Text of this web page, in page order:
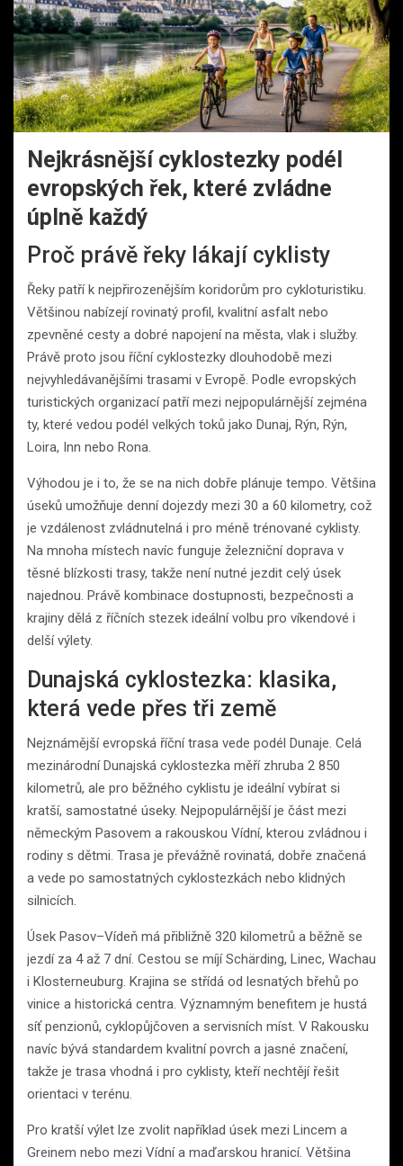
Nejkrásnější cyklostezky podél
evropských řek, které zvládne
úplně každý
Proč právě řeky lákají cyklisty
Řeky patří k nejpřirozenějším koridorům pro cykloturistiku.
Většinou nabízejí rovinatý profil, kvalitní asfalt nebo
zpevněné cesty a dobré napojení na města, vlak i služby.
Právě proto jsou říční cyklostezky dlouhodobě mezi
nejvyhledávanějšími trasami v Evropě. Podle evropských
turistických organizací patří mezi nejpopulárnější zejména
ty, které vedou podél velkých toků jako Dunaj, Rýn, Rýn,
Loira, Inn nebo Rona.
Výhodou je i to, že se na nich dobře plánuje tempo. Většina
úseků umožňuje denní dojezdy mezi 30 a 60 kilometry, což
je vzdálenost zvládnutelná i pro méně trénované cyklisty.
Na mnoha místech navíc funguje železniční doprava v
těsné blízkosti trasy, takže není nutné jezdit celý úsek
najednou. Právě kombinace dostupnosti, bezpečnosti a
krajiny dělá z říčních stezek ideální volbu pro víkendové i
delší výlety.
Dunajská cyklostezka: klasika,
která vede přes tři země
Nejznámější evropská říční trasa vede podél Dunaje. Celá
mezinárodní Dunajská cyklostezka měří zhruba 2 850
kilometrů, ale pro běžného cyklistu je ideální vybírat si
kratší, samostatné úseky. Nejpopulárnější je část mezi
německým Pasovem a rakouskou Vídní, kterou zvládnou i
rodiny s dětmi. Trasa je převážně rovinatá, dobře značená
a vede po samostatných cyklostezkách nebo klidných
silnicích.
Úsek Pasov–Vídeň má přibližně 320 kilometrů a běžně se
jezdí za 4 až 7 dní. Cestou se míjí Schärding, Linec, Wachau
i Klosterneuburg. Krajina se střídá od lesnatých břehů po
vinice a historická centra. Významným benefitem je hustá
síť penzionů, cyklopůjčoven a servisních míst. V Rakousku
navíc bývá standardem kvalitní povrch a jasné značení,
takže je trasa vhodná i pro cyklisty, kteří nechtějí řešit
orientaci v terénu.
Pro kratší výlet lze zvolit například úsek mezi Lincem a
Greinem nebo mezi Vídní a maďarskou hranicí. Většina